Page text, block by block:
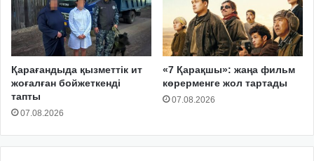
Қарағандыда қызметтік ит
жоғалған бойжеткенді
тапты
07.08.2026
«7 Қарақшы»: жаңа фильм
көрерменге жол тартады
07.08.2026